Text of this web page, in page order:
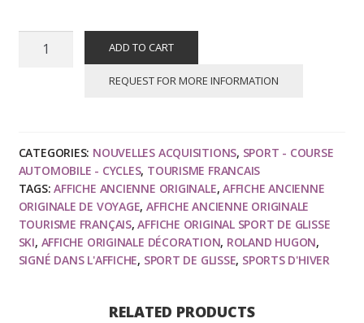
Roland
neige
blanche
une
année
de
joues
ADD TO CART
REQUEST FOR MORE INFORMATION
CATEGORIES: NOUVELLES ACQUISITIONS, SPORT - COURSE
AUTOMOBILE - CYCLES, TOURISME FRANCAIS
TAGS:AFFICHE ANCIENNE ORIGINALE,AFFICHE ANCIENNE
ORIGINALE DE VOYAGE, AFFICHE ANCIENNE ORIGINALE
TOURISME FRANÇAIS,AFFICHE ORIGINAL SPORT DE GLISSE
SKI, AFFICHE ORIGINALE DÉCORATION, ROLAND HUGON,
SIGNÉ DANS L'AFFICHE, SPORT DE GLISSE, SPORTS D'HIVER
RELATED PRODUCTS